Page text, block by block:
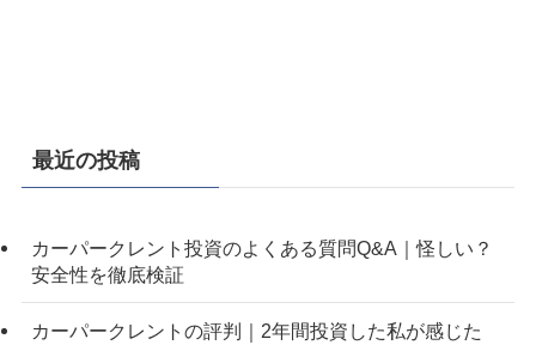
最近の投稿
カーパークレント投資のよくある質問Q&A｜怪しい？
安全性を徹底検証
カーパークレントの評判｜2年間投資した私が感じた